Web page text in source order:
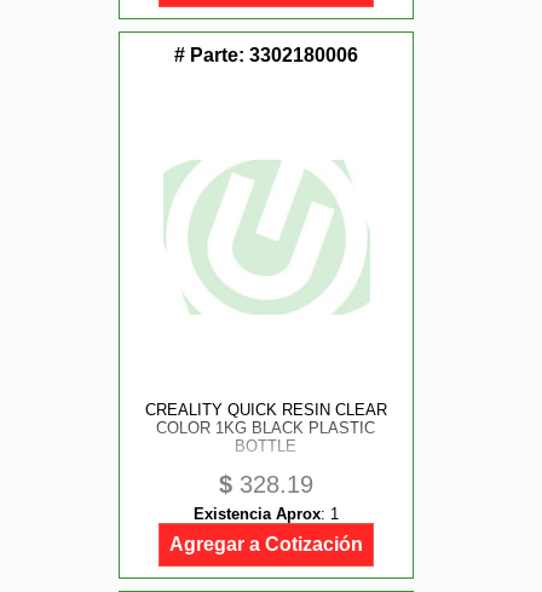
# Parte: 3302180006
CREALITY QUICK RESIN CLEAR
COLOR 1KG BLACK PLASTIC
BOTTLE
$ 328.19
Existencia Aprox: 1
Agregar a Cotización